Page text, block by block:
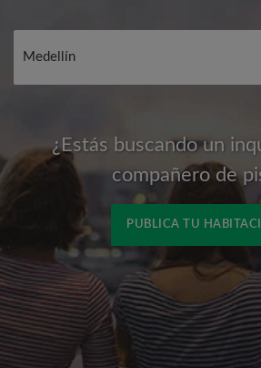
¿Estás buscando un
compañero de
PUBLICA TU
Conéctate a través de
Nunca publicaremos en su línea
permiso